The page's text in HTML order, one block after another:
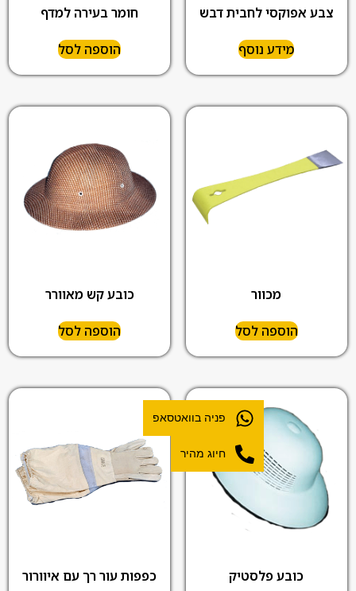
צבע אפוקסי לחבית דבש
מידע נוסף
חומר בעירה למדף
הוספה לסל
מכוור
הוספה לסל
כובע קש מאוורר
הוספה לסל
כובע פלסטיק כפפות עור רך עם איוורור
פניה בוואטסאפ
חיוג מהיר